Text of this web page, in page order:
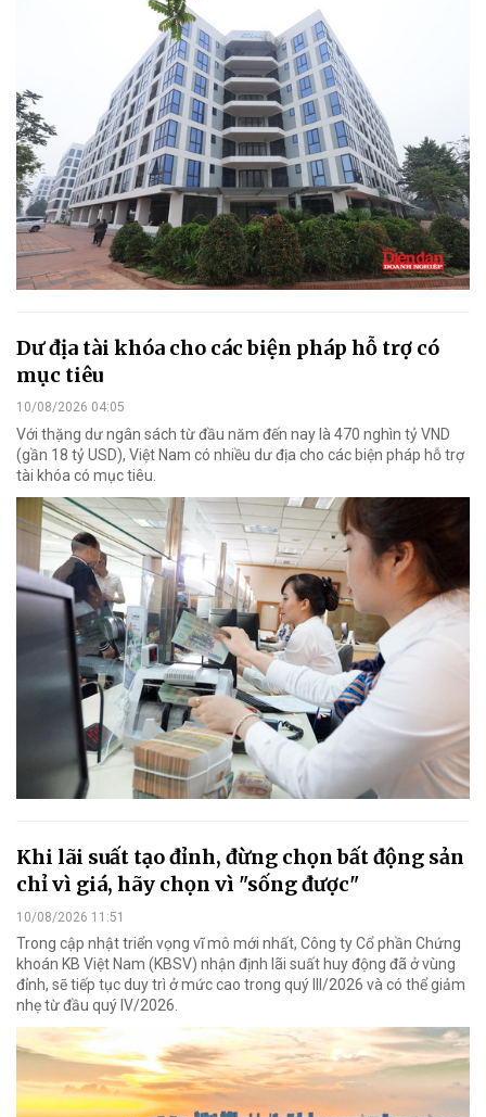
Dư địa tài khóa cho các biện pháp hỗ trợ có
mục tiêu
10/08/2026 04:05
Với thặng dư ngân sách từ đầu năm đến nay là 470 nghìn tỷ VND
(gần 18 tỷ USD), Việt Nam có nhiều dư địa cho các biện pháp hỗ trợ
tài khóa có mục tiêu.
Khi lãi suất tạo đỉnh, đừng chọn bất động sản
chỉ vì giá, hãy chọn vì "sống được"
10/08/2026 11:51
Trong cập nhật triển vọng vĩ mô mới nhất, Công ty Cổ phần Chứng
khoán KB Việt Nam (KBSV) nhận định lãi suất huy động đã ở vùng
đỉnh, sẽ tiếp tục duy trì ở mức cao trong quý III/2026 và có thể giảm
nhẹ từ đầu quý IV/2026.